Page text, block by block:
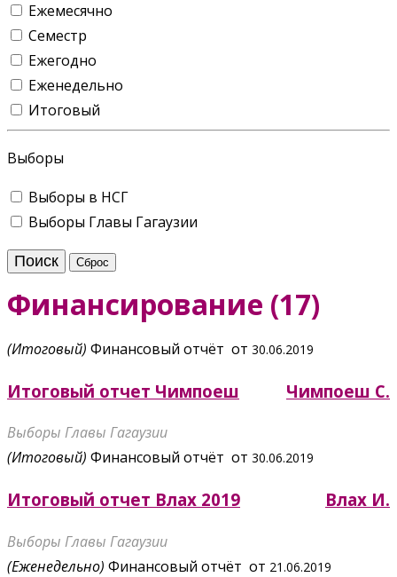
Ежемесячно
Семестр
Ежегодно
Еженедельно
Итоговый
Выборы
Выборы в НСГ
Выборы Главы Гагаузии
Финансирование (17)
(Итоговый) Финансовый отчёт от 30.06.2019
Итоговый отчет Чимпоеш Чимпоеш С.
Выборы Главы Гагаузии
(Итоговый) Финансовый отчёт от 30.06.2019
Итоговый отчет Влах 2019 Влах И.
Выборы Главы Гагаузии
(Еженедельно) Финансовый отчёт от 21.06.2019